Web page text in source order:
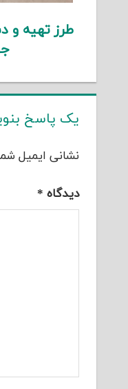
طرز تهیه
یک پاسخ
نشانی ایمیل
دیدگاه *